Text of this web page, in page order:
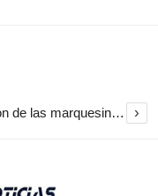
El Ayuntamiento inicia la restauración de las marquesinas de Plaza Esteve para volver a instalarlas en el centro de Jerez ›